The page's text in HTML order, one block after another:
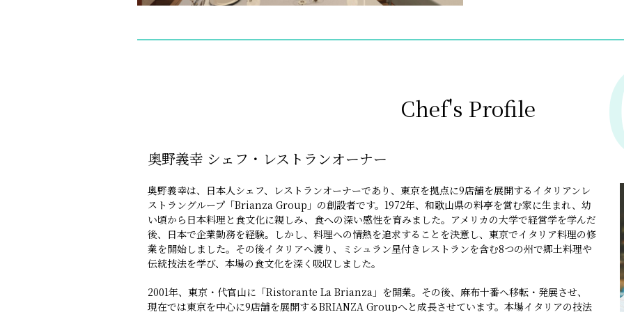
Chef's Profile
奥野義幸 シェフ・レストランオーナー
奥野義幸は、日本人シェフ、レストランオーナーであり、東京を拠点に9店舗を展開するイタリアンレ
ストラングループ「Brianza Group」の創設者です。1972年、和歌山県の料亭を営む家に生まれ、幼
い頃から日本料理と食文化に親しみ、食への深い感性を育みました。アメリカの大学で経営学を学んだ
後、日本で企業勤務を経験。しかし、料理への情熱を追求することを決意し、東京でイタリア料理の修
業を開始しました。その後イタリアへ渡り、ミシュラン星付きレストランを含む8つの州で郷土料理や
伝統技法を学び、本場の食文化を深く吸収しました。
2001年、東京・代官山に「Ristorante La Brianza」を開業。その後、麻布十番へ移転・発展させ、
現在では東京を中心に9店舗を展開するBRIANZA Groupへと成長させています。本場イタリアの技法